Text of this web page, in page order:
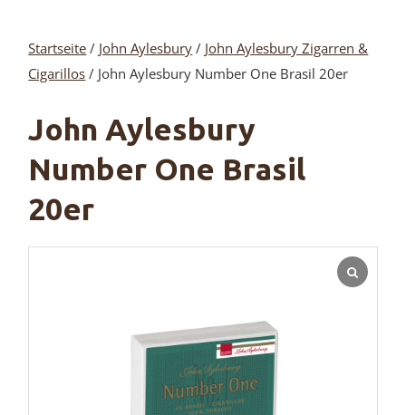
Startseite / John Aylesbury / John Aylesbury Zigarren &
Cigarillos / John Aylesbury Number One Brasil 20er
John Aylesbury
Number One Brasil
20er